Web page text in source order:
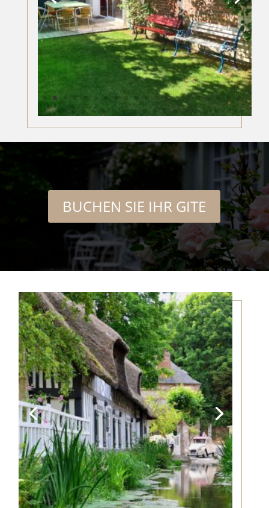
BUCHEN SIE IHR GITE